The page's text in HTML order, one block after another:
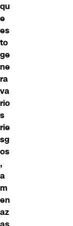
qu
e
es
to
ge
ne
ra
va
rio
s
rie
sg
os
,
a
m
en
az